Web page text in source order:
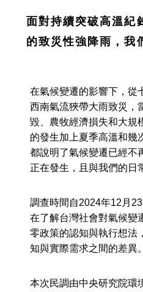
面對持續突破高溫紀
的致災性強降雨，我
在氣候變遷的影響下，從
西南氣流狹帶大雨致災，
毀、農牧經濟損失和大規
的發生加上夏季高溫和幾
都說明了氣候變遷已經不
正在發生，且與我們的日
調查時間自2024年12月
在了解台灣社會對氣候變
零政策的認知與執行想法
知與實際需求之間的差異。
本次民調由中央研究院環